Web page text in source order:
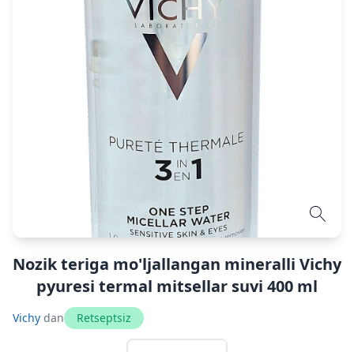
Nozik teriga mo'ljallangan mineralli Vichy
pyuresi termal mitsellar suvi 400 ml
Vichy dan Retseptsiz